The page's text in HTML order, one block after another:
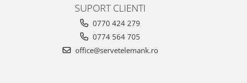
SUPORT CLIENTI
0770 424 279
0774 564 705
office@servetelemank.ro